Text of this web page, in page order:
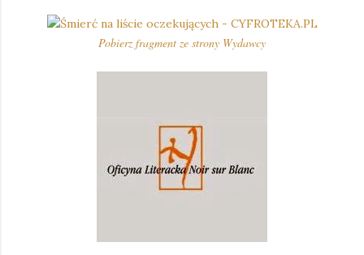
Pobierz fragment ze strony Wydawcy